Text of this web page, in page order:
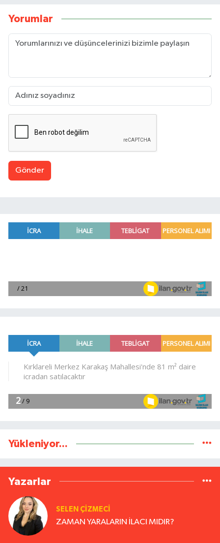
Yorumlar
Gönder
Yükleniyor...
Yazarlar
SELEN ÇİZMECİ
ZAMAN YARALARIN İLACI MIDIR?